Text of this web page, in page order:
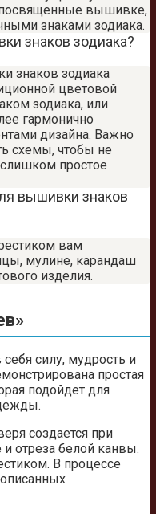
вышивке,
знаками зодиака.
знаков зодиака?
знаков зодиака
цветовой
зодиака, или
гармонично
дизайна. Важно
схемы, чтобы не
простое
вышивки знаков
вам
мулине, карандаш
изделия.
силу, мудрость и
простая
подойдет для
создается при
отреза белой канвы.
В процессе